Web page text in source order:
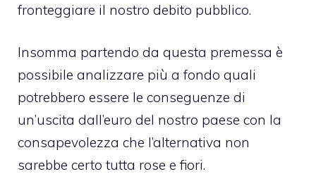
fronteggiare il nostro debito pubblico.
Insomma partendo da questa premessa è
possibile analizzare più a fondo quali
potrebbero essere le conseguenze di
un’uscita dall’euro del nostro paese con la
consapevolezza che l’alternativa non
sarebbe certo tutta rose e fiori.